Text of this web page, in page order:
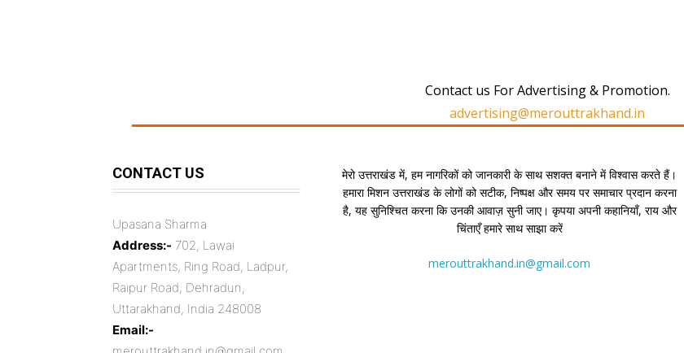
Contact us For Advertising & Promotion.
advertising@merouttrakhand.in
CONTACT US
Upasana Sharma
Address:- 702, Lawai
Apartments, Ring Road, Ladpur,
Raipur Road, Dehradun,
Uttarakhand, India 248008
Email:-
मेरो उत्तराखंड में, हम नागरिकों को जानकारी के साथ सशक्त बनाने में विश्वास करते हैं।
हमारा मिशन उत्तराखंड के लोगों को सटीक, निष्पक्ष और समय पर समाचार प्रदान करना
है, यह सुनिश्चित करना कि उनकी आवाज़ सुनी जाए। कृपया अपनी कहानियाँ, राय और
चिंताएँ हमारे साथ साझा करें
merouttrakhand.in@gmail.com